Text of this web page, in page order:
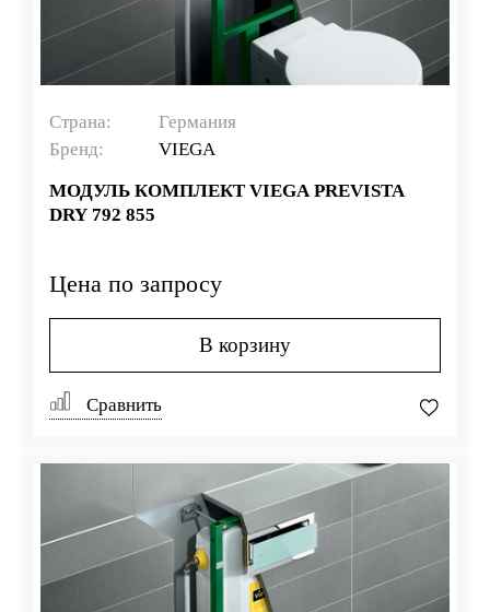
Страна:
Германия
Бренд:
VIEGA
МОДУЛЬ КОМПЛЕКТ VIEGA PREVISTA
DRY 792 855
Цена по запросу
В корзину
Сравнить